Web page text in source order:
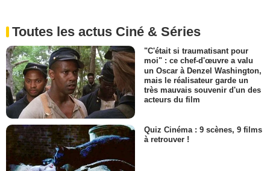
Toutes les actus Ciné & Séries
"C'était si traumatisant pour
moi" : ce chef-d'œuvre a valu
un Oscar à Denzel Washington,
mais le réalisateur garde un
très mauvais souvenir d'un des
acteurs du film
Quiz Cinéma : 9 scènes, 9 films
à retrouver !